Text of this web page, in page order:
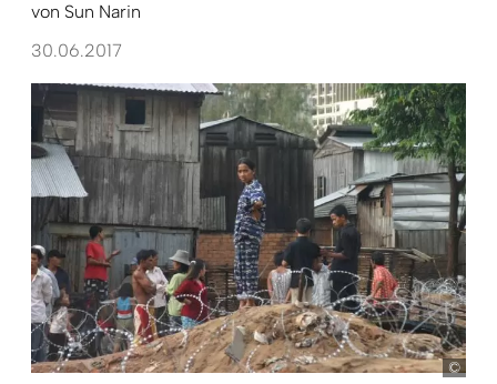
von Sun Narin
30.06.2017
kd